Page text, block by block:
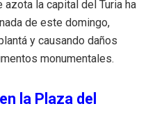
la capital del Turia ha
de este domingo,
y causando daños
monumentales.
la Plaza del